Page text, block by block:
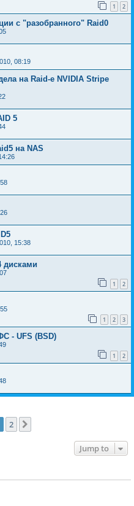
1 2
с "разобранного" Raid0
08:19
на Raid-е NVIDIA Stripe
5
на NAS
15:38
дисками
1 2
1 2 3
- UFS (BSD)
1 2
2
Jump to